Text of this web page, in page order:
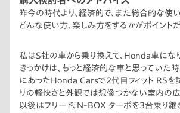
昨今の時代より、経済的で、また総合的な使
どんな使い方、楽しみ方をするかがポイントだ
私はS社の車から乗り換えて、Honda車にな
きっかけは、もっと経済的な車と思っていた
にあったHonda Carsで2代目フィット RSを
りの軽快さと外観では想像つかない室内の広
以後はフリード、N-BOX ターボを3台乗り継